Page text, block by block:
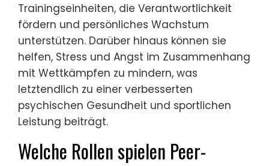
Trainingseinheiten, die Verantwortlichkeit
fördern und persönliches Wachstum
unterstützen. Darüber hinaus können sie
helfen, Stress und Angst im Zusammenhang
mit Wettkämpfen zu mindern, was
letztendlich zu einer verbesserten
psychischen Gesundheit und sportlichen
Leistung beiträgt.
Welche Rollen spielen Peer-